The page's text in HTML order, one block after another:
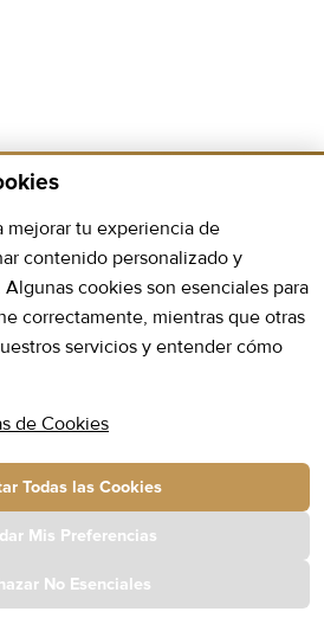
9AM - 6PM
720
Complejo de Construcción del
mejorar tu experiencia de
contenido personalizado y
cookies son esenciales para
correctamente, mientras que otras
servicios y entender cómo
de Cookies
Todas las Cookies
Mis Preferencias
No Esenciales